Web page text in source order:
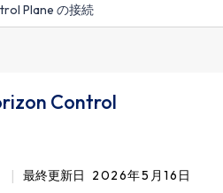
Plane の接続
Control
最終更新日
2026年5月16日